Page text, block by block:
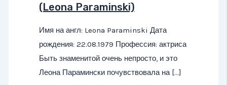
(Leona Paraminski)
Имя на англ: Leona Paraminski Дата
рождения: 22.08.1979 Профессия: актриса
Быть знаменитой очень непросто, и это
Леона Парамински почувствовала на […]